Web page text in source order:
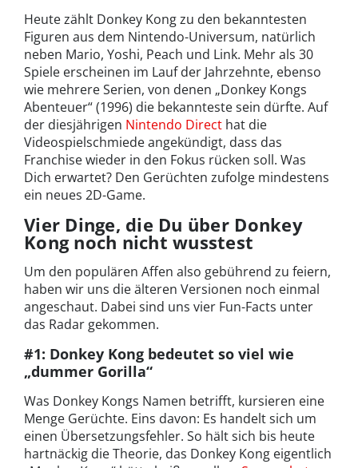
Heute zählt Donkey Kong zu den bekanntesten
Figuren aus dem Nintendo-Universum, natürlich
neben Mario, Yoshi, Peach und Link. Mehr als 30
Spiele erscheinen im Lauf der Jahrzehnte, ebenso
wie mehrere Serien, von denen „Donkey Kongs
Abenteuer“ (1996) die bekannteste sein dürfte. Auf
der diesjährigen Nintendo Direct hat die
Videospielschmiede angekündigt, dass das
Franchise wieder in den Fokus rücken soll. Was
Dich erwartet? Den Gerüchten zufolge mindestens
ein neues 2D-Game.
Vier Dinge, die Du über Donkey
Kong noch nicht wusstest
Um den populären Affen also gebührend zu feiern,
haben wir uns die älteren Versionen noch einmal
angeschaut. Dabei sind uns vier Fun-Facts unter
das Radar gekommen.
#1: Donkey Kong bedeutet so viel wie
„dummer Gorilla“
Was Donkey Kongs Namen betrifft, kursieren eine
Menge Gerüchte. Eins davon: Es handelt sich um
einen Übersetzungsfehler. So hält sich bis heute
hartnäckig die Theorie, das Donkey Kong eigentlich